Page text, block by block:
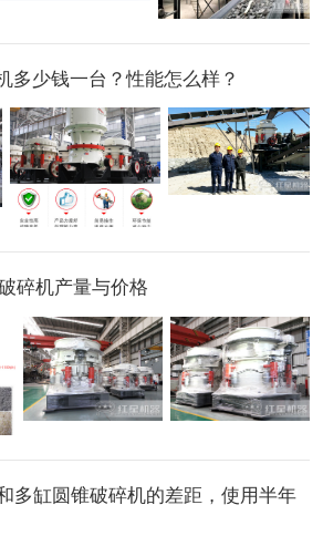
多少钱一台？性能怎么样？
碎机产量与价格
多缸圆锥破碎机的差距，使用半年